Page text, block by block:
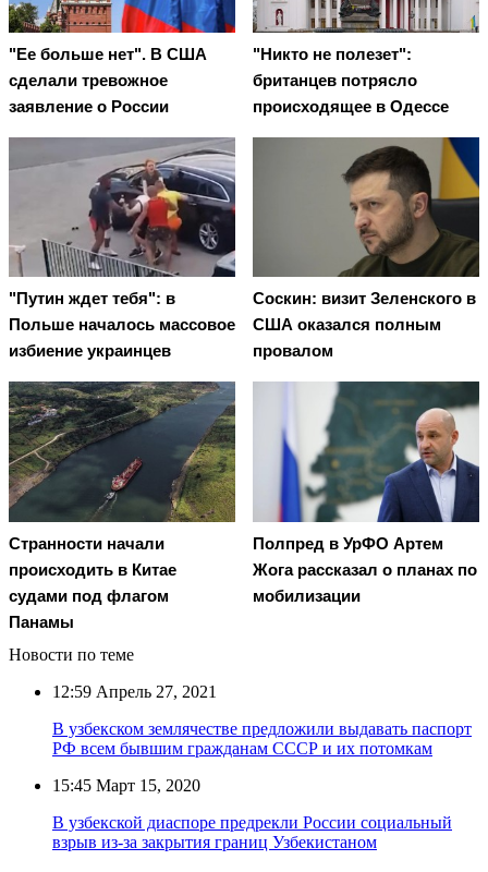
"Ее больше нет". В США
сделали тревожное
заявление о России
"Никто не полезет":
британцев потрясло
происходящее в Одессе
"Путин ждет тебя": в
Польше началось массовое
избиение украинцев
Соскин: визит Зеленского в
США оказался полным
провалом
Странности начали
происходить в Китае
судами под флагом
Панамы
Полпред в УрФО Артем
Жога рассказал о планах по
мобилизации
Новости по теме
12:59 Апрель 27, 2021
В узбекском землячестве предложили выдавать паспорт
РФ всем бывшим гражданам СССР и их потомкам
15:45 Март 15, 2020
В узбекской диаспоре предрекли России социальный
взрыв из-за закрытия границ Узбекистаном